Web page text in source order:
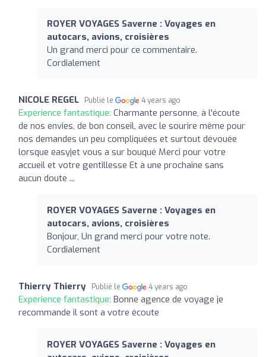
ROYER VOYAGES Saverne : Voyages en
autocars, avions, croisières
Un grand merci pour ce commentaire.
Cordialement
NICOLE REGEL Publié le 4 years ago
Expérience fantastique: Charmante personne, à l'écoute
de nos envies, de bon conseil, avec le sourire même pour
nos demandes un peu compliquées et surtout dévouée
lorsque easyjet vous a sur bouqué Merci pour votre
accueil et votre gentillesse Et à une prochaine sans
aucun doute ...
ROYER VOYAGES Saverne : Voyages en
autocars, avions, croisières
Bonjour, Un grand merci pour votre note.
Cordialement
Thierry Thierry Publié le 4 years ago
Expérience fantastique: Bonne agence de voyage je
recommande il sont a votre écoute
ROYER VOYAGES Saverne : Voyages en